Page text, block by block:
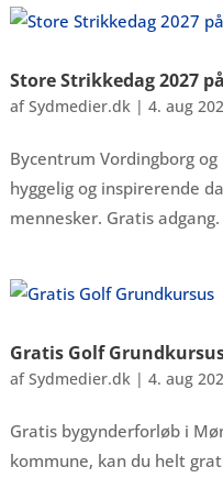
Store Strikkedag 2027
afSydmedier.dk| 4. aug
Bycentrum Vordingborg
hyggelig og inspirerende
mennesker. Gratis adgang.
Gratis Golf
afSydmedier.dk| 4. aug
Gratis bygynderforløb i
kommune, kan du helt